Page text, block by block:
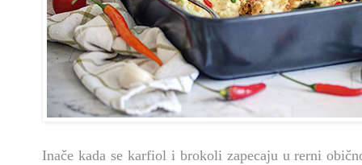
Inače kada se karfiol i brokoli zapecaju u rerni